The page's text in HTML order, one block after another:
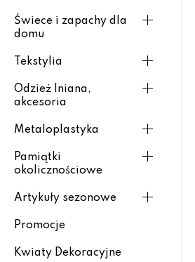
Świece i zapachy dla
domu
Tekstylia
Odzież lniana,
akcesoria
Metaloplastyka
Pamiątki
okolicznościowe
Artykuły sezonowe
Promocje
Kwiaty Dekoracyjne